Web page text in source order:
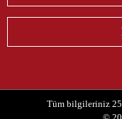
Tüm bilgileriniz